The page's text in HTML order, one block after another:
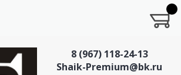
8 (967) 118-24-13
Shaik-Premium@bk.ru